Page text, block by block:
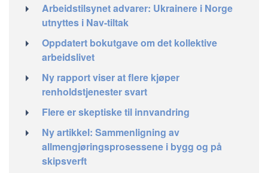
Arbeidstilsynet advarer: Ukrainere i Norge
utnyttes i Nav-tiltak
Oppdatert bokutgave om det kollektive
arbeidslivet
Ny rapport viser at flere kjøper
renholdstjenester svart
Flere er skeptiske til innvandring
Ny artikkel: Sammenligning av
allmengjøringsprosessene i bygg og på
skipsverft